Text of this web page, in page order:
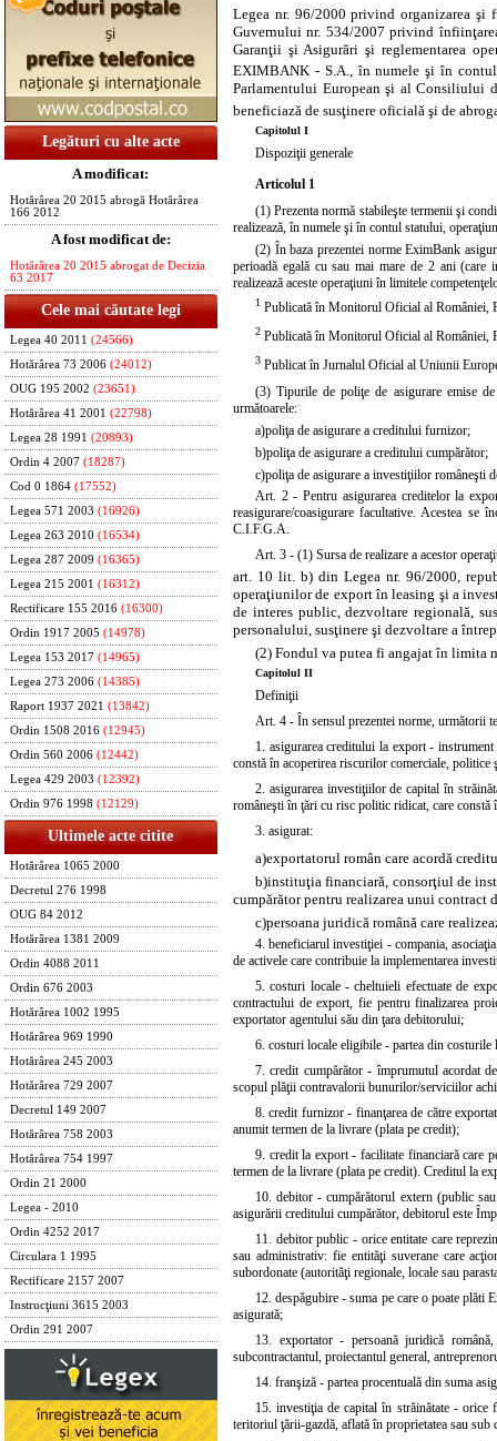
Legături cu alte acte
A modificat:
Hotărârea 20 2015 abrogă Hotărârea
166 2012
A fost modificat de:
Hotărârea 20 2015 abrogat de Decizia
63 2017
Cele mai căutate legi
Legea 40 2011 (24566)
Hotărârea 73 2006 (24012)
OUG 195 2002 (23651)
Hotărârea 41 2001 (22798)
Legea 28 1991 (20893)
Ordin 4 2007 (18287)
Cod 0 1864 (17552)
Legea 571 2003 (16926)
Legea 263 2010 (16534)
Legea 287 2009 (16365)
Legea 215 2001 (16312)
Rectificare 155 2016 (16300)
Ordin 1917 2005 (14978)
Legea 153 2017 (14965)
Legea 273 2006 (14385)
Raport 1937 2021 (13842)
Ordin 1508 2016 (12945)
Ordin 560 2006 (12442)
Legea 429 2003 (12392)
Ordin 976 1998 (12129)
Ultimele acte citite
Hotărârea 1065 2000
Decretul 276 1998
OUG 84 2012
Hotărârea 1381 2009
Ordin 4088 2011
Ordin 676 2003
Hotărârea 1002 1995
Hotărârea 969 1990
Hotărârea 245 2003
Hotărârea 729 2007
Decretul 149 2007
Hotărârea 758 2003
Hotărârea 754 1997
Ordin 21 2000
Legea - 2010
Ordin 4252 2017
Circulara 1 1995
Rectificare 2157 2007
Instrucţiuni 3615 2003
Ordin 291 2007
Legea nr. 96/2000 privind organizarea
Guvernului nr. 534/2007 privind
Garanţii şi Asigurări şi reglementarea
EXIMBANK - S.A., în numele şi în
Parlamentului European şi al Consiliului
beneficiază de susţinere oficială şi de
Capitolul I
Dispoziţii generale
Articolul 1
(1) Prezenta normă stabileşte termenii şi
realizează, în numele şi în contul statului,
(2) În baza prezentei norme EximBank
perioadă egală cu sau mai mare de 2 ani (care
realizează aceste operaţiuni în limitele
1 Publicată în Monitorul Oficial al României,
2 Publicată în Monitorul Oficial al României,
3 Publicat în Jurnalul Oficial al Uniunii
(3) Tipurile de poliţe de asigurare emise
următoarele:
a)poliţa de asigurare a creditului furnizor;
b)poliţa de asigurare a creditului cumpărător;
c)poliţa de asigurare a investiţiilor româneşti
Art. 2 - Pentru asigurarea creditelor la
reasigurare/coasigurare facultative. Acestea
C.I.F.G.A.
Art. 3 - (1) Sursa de realizare a acestor
art. 10 lit. b) din Legea nr. 96/2000,
operaţiunilor de export în leasing şi a
de interes public, dezvoltare regională,
personalului, susţinere şi dezvoltare a
(2) Fondul va putea fi angajat în limita
Capitolul II
Definiţii
Art. 4 - În sensul prezentei norme, următorii
1. asigurarea creditului la export -
constă în acoperirea riscurilor comerciale,
2. asigurarea investiţiilor de capital în
româneşti în ţări cu risc politic ridicat, care
3. asigurat:
a)exportatorul român care acordă
b)instituţia financiară, consorţiul de
cumpărător pentru realizarea unui contract
c)persoana juridică română care
4. beneficiarul investiţiei - compania,
de activele care contribuie la implementarea
5. costuri locale - cheltuieli efectuate de
contractului de export, fie pentru finalizarea
exportator agentului său din ţara debitorului;
6. costuri locale eligibile - partea din costurile
7. credit cumpărător - împrumutul acordat
scopul plăţii contravalorii bunurilor/serviciilor
8. credit furnizor - finanţarea de către
anumit termen de la livrare (plata pe credit);
9. credit la export - facilitate financiară care
termen de la livrare (plata pe credit). Creditul la
10. debitor - cumpărătorul extern (public
asigurării creditului cumpărător, debitorul este
11. debitor public - orice entitate care
sau administrativ: fie entităţi suverane care
subordonate (autorităţi regionale, locale sau
12. despăgubire - suma pe care o poate
asigurată;
13. exportator - persoană juridică
subcontractantul, proiectantul general,
14. franşiză - partea procentuală din suma
15. investiţia de capital în străinătate - orice
teritoriul ţării-gazdă, aflată în proprietatea sau